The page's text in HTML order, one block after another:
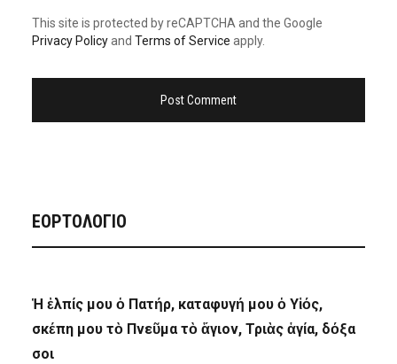
This site is protected by reCAPTCHA and the Google
Privacy Policyand Terms of Service apply.
ΕΟΡΤΟΛΟΓΙΟ
Ἡ ἐλπίς μου ὁ Πατήρ, καταφυγή μου ὁ Υἱός,
σκέπη μου τὸ Πνεῦμα τὸ ἅγιον, Τριὰς ἁγία, δόξα
σοι